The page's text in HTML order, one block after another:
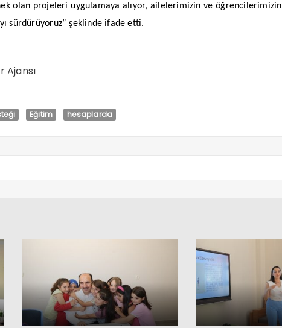
olan projeleri uygulamaya alıyor, ailelerimizin ve öğrencilerimizin
sürdürüyoruz” şeklinde ifade etti.
Ajansı
Eğitim hesaplarda